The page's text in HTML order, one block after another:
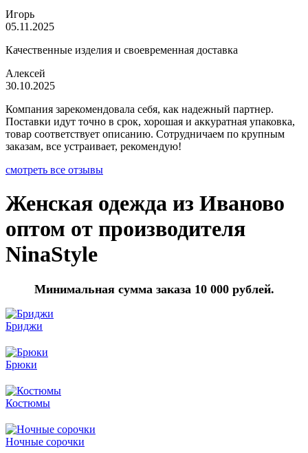
Игорь
05.11.2025
Качественные изделия и своевременная доставка
Алексей
30.10.2025
Компания зарекомендовала себя, как надежный партнер.
Поставки идут точно в срок, хорошая и аккуратная упаковка,
товар соответствует описанию. Сотрудничаем по крупным
заказам, все устраивает, рекомендую!
смотреть все отзывы
Женская одежда из Иваново
оптом от производителя
NinaStyle
Минимальная сумма заказа 10 000 рублей.
Бриджи
Брюки
Костюмы
Ночные сорочки